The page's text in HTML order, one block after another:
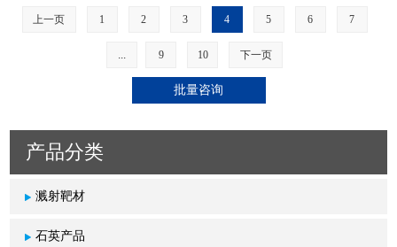
上一页 1 2 3 4 5 6 7
9 10 下一页
产品分类
溅射靶材
石英产品